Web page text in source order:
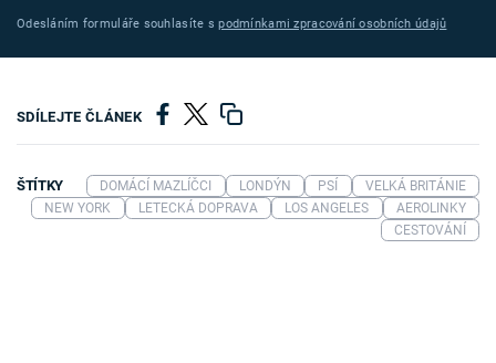
Odesláním formuláře souhlasíte spodmínkami zpracování osobních údajů
SDÍLEJTE ČLÁNEK
ŠTÍTKY DOMÁCÍ MAZLÍČCI LONDÝN PSÍ
VELKÁ BRITÁNIE
NEW YORK
LETECKÁ DOPRAVA LOS ANGELES
AEROLINKY
CESTOVÁNÍ